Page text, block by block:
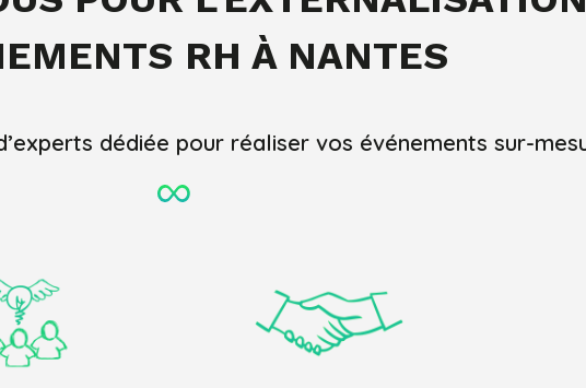
RH À NANTES
dédiée pour réaliser vos événements sur-